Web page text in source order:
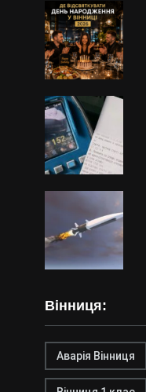
Вінниця:
Аварія Вінниця